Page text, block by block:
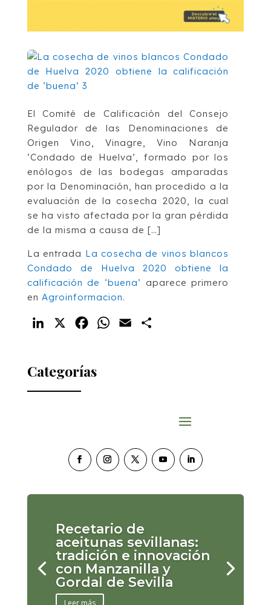
El Comité de Calificación del Consejo
Regulador de las Denominaciones de
Origen Vino, Vinagre, Vino Naranja
‘Condado de Huelva’, formado por los
enólogos de las bodegas amparadas
por la Denominación, han procedido a la
evaluación de la cosecha 2020, la cual
se ha visto afectada por la gran pérdida
de la misma a causa de […]
La entrada La cosecha de vinos blancos
Condado de Huelva 2020 obtiene la
calificación de ‘buena’ aparece primero
en Agroinformacion.
LinkedIn FacebookWhatsApp
Email
Categorías
Recetario de
aceitunas sevillanas:
tradición e innovación
con Manzanilla y
Gordal de Sevilla
Leer más